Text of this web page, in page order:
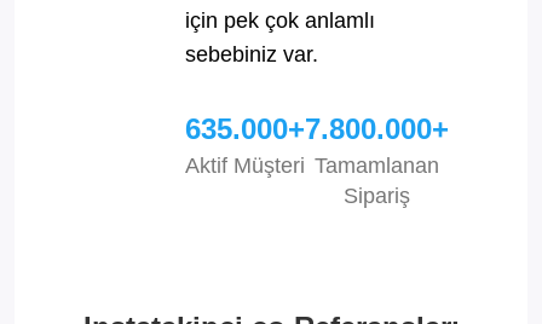
için pek çok anlamlı
sebebiniz var.
635.000+
Aktif Müşteri
7.800.000+
Tamamlanan
Sipariş